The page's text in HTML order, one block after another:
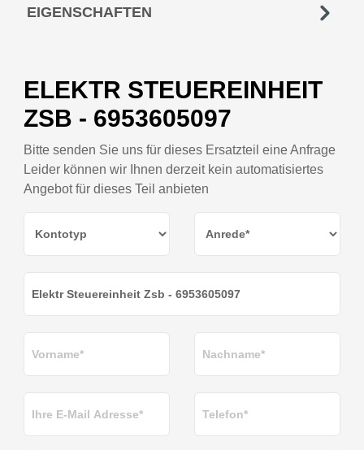
EIGENSCHAFTEN
ELEKTR STEUEREINHEIT
ZSB - 6953605097
Bitte senden Sie uns für dieses Ersatzteil eine Anfrage
Leider können wir Ihnen derzeit kein automatisiertes
Angebot für dieses Teil anbieten